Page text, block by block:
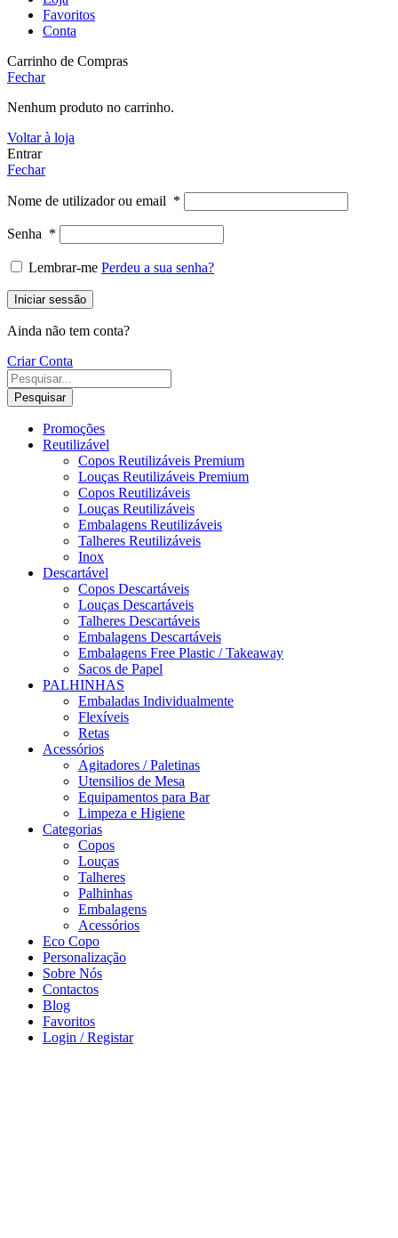
Favoritos
Conta
Carrinho de Compras
Fechar
Nenhum produto no carrinho.
Voltar à loja
Entrar
Fechar
Nome de utilizador ou email *
Senha *
Lembrar-me Perdeu a sua senha?
Iniciar sessão
Ainda não tem conta?
Criar Conta
Pesquisar
Promoções
Reutilizável
Copos Reutilizáveis Premium
Louças Reutilizáveis Premium
Copos Reutilizáveis
Louças Reutilizáveis
Embalagens Reutilizáveis
Talheres Reutilizáveis
Inox
Descartável
Copos Descartáveis
Louças Descartáveis
Talheres Descartáveis
Embalagens Descartáveis
Embalagens Free Plastic / Takeaway
Sacos de Papel
PALHINHAS
Embaladas Individualmente
Flexíveis
Retas
Acessórios
Agitadores / Paletinas
Utensilios de Mesa
Equipamentos para Bar
Limpeza e Higiene
Categorias
Copos
Louças
Talheres
Palhinhas
Embalagens
Acessórios
Eco Copo
Personalização
Sobre Nós
Contactos
Blog
Favoritos
Login / Registar